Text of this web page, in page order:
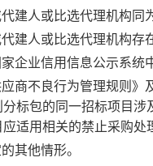
建人或比选代理机构同
建人或比选代理机构存
企业信用信息公示系统
应商不良行为管理规则
标包的同一招标项目
适用相关的禁止采购处
其他情形。